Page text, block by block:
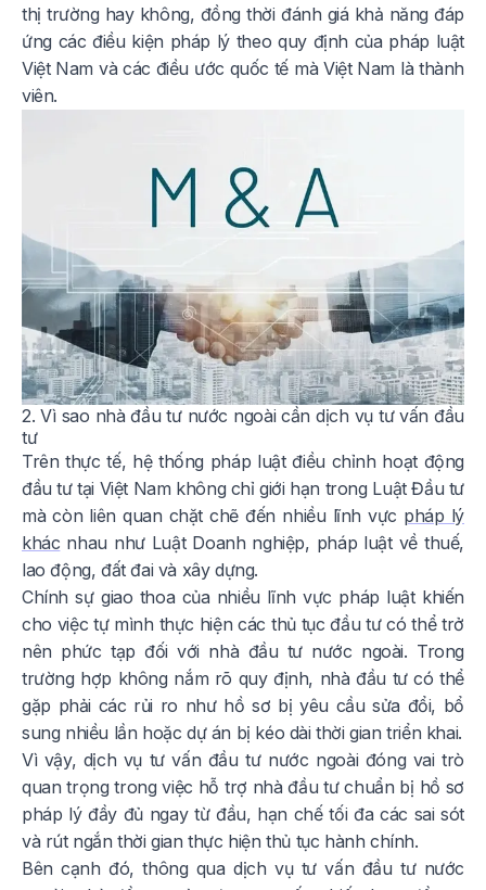
thị trường hay không, đồng thời đánh giá khả năng đáp
ứng các điều kiện pháp lý theo quy định của pháp luật
Việt Nam và các điều ước quốc tế mà Việt Nam là thành
viên.
2. Vì sao nhà đầu tư nước ngoài cần dịch vụ tư vấn đầu
tư
Trên thực tế, hệ thống pháp luật điều chỉnh hoạt động
đầu tư tại Việt Nam không chỉ giới hạn trong Luật Đầu tư
mà còn liên quan chặt chẽ đến nhiều lĩnh vực pháp lý
khác nhau như Luật Doanh nghiệp, pháp luật về thuế,
lao động, đất đai và xây dựng.
Chính sự giao thoa của nhiều lĩnh vực pháp luật khiến
cho việc tự mình thực hiện các thủ tục đầu tư có thể trở
nên phức tạp đối với nhà đầu tư nước ngoài. Trong
trường hợp không nắm rõ quy định, nhà đầu tư có thể
gặp phải các rủi ro như hồ sơ bị yêu cầu sửa đổi, bổ
sung nhiều lần hoặc dự án bị kéo dài thời gian triển khai.
Vì vậy, dịch vụ tư vấn đầu tư nước ngoài đóng vai trò
quan trọng trong việc hỗ trợ nhà đầu tư chuẩn bị hồ sơ
pháp lý đầy đủ ngay từ đầu, hạn chế tối đa các sai sót
và rút ngắn thời gian thực hiện thủ tục hành chính.
Bên cạnh đó, thông qua dịch vụ tư vấn đầu tư nước